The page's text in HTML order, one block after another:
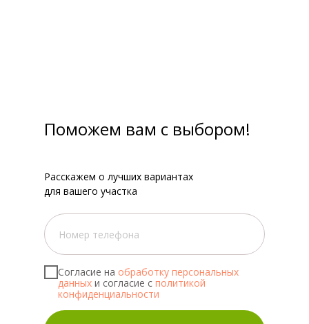
Согласие на обработку персональных
данных и согласие с политикой
конфиденциальности
Поможем вам с выбором!
Расскажем о лучших вариантах
для вашего участка